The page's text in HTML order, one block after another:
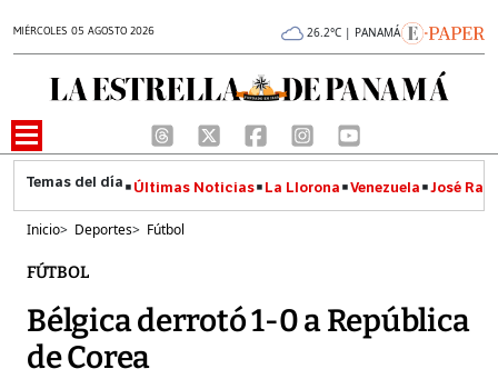
MIÉRCOLES 05 AGOSTO 2026 26.2°C | PANAMÁ
Últimas Noticias La Llorona Venezuela José
Inicio> Deportes> Fútbol
FÚTBOL
Bélgica derrotó 1-0 a República
de Corea